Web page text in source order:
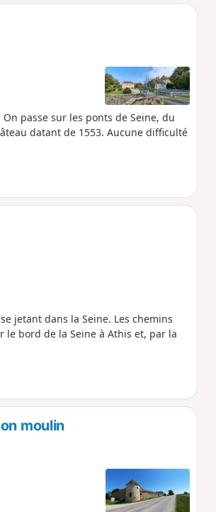
passe sur les ponts de Seine, du
datant de 1553. Aucune difficulté
jetant dans la Seine. Les chemins
bord de la Seine à Athis et, par la
moulin